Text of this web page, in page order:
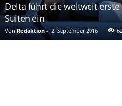
Delta führt die weltweit erste
Suiten ein
Von Redaktion- 2. September 2016